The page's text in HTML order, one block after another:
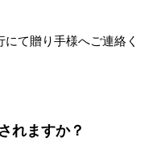
て贈り手様へご連絡く
れますか？